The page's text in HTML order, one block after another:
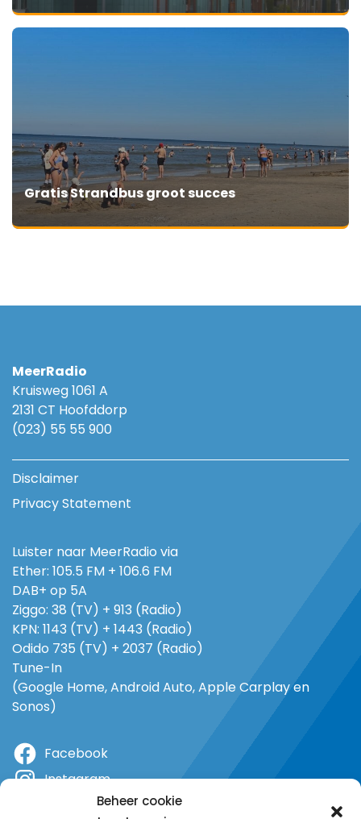
Beheer cookie
Gratis Strandbus groot succes
MeerRadio
Kruisweg 1061 A
2131 CT Hoofddorp
(023) 55 55 900
Disclaimer
Privacy Statement
Luister naar MeerRadio via
Ether: 105.5 FM + 106.6 FM
DAB+ op 5A
Ziggo: 38 (TV) + 913 (Radio)
KPN: 1143 (TV) + 1443 (Radio)
Odido 735 (TV) + 2037 (Radio)
Tune-In
(Google Home, Android Auto, Apple Carplay en
Sonos)
Facebook
Instagram